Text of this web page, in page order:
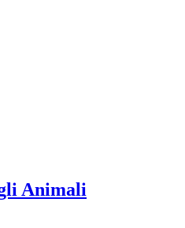
Animali